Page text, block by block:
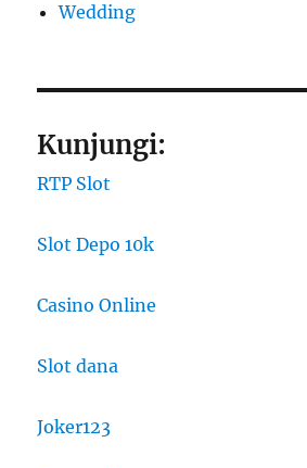
Wedding
Kunjungi:
RTP Slot
Slot Depo 10k
Casino Online
Slot dana
Joker123